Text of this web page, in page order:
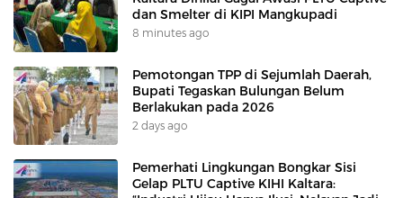
dan Smelter di KIPI Mangkupadi
8 minutes ago
Pemotongan TPP di Sejumlah Daerah,
Bupati Tegaskan Bulungan Belum
Berlakukan pada 2026
2 days ago
Pemerhati Lingkungan Bongkar Sisi
Gelap PLTU Captive KIHI Kaltara: